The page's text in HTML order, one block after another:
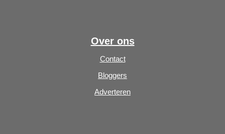
Over ons
Contact
Bloggers
Adverteren